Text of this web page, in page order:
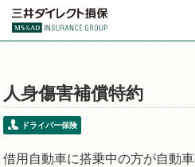
人身傷害補償特約
ドライバー保険
借用自動車に搭乗中の方が自動